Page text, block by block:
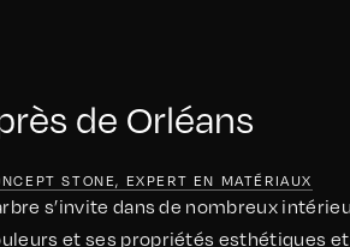
de Orléans
STONE, EXPERT EN MATÉRIAUX
s’invite dans de nombreux
et ses propriétés esthétiques